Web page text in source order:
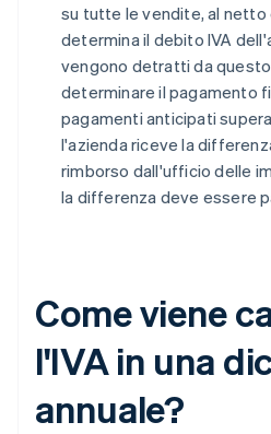
su tutte le vendite, al
determina il debito IVA
vengono detratti da
determinare il pagamento
pagamenti anticipati
l'azienda riceve la
rimborso dall'ufficio delle
la differenza deve essere
Come viene
l'IVA in una
annuale?